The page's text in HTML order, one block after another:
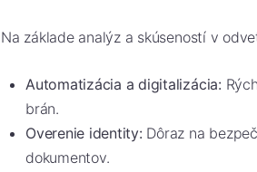
Na základe analýz a skúseností v
Automatizácia a digitalizácia:
brán.
Overenie identity: Dôraz na
dokumentov.